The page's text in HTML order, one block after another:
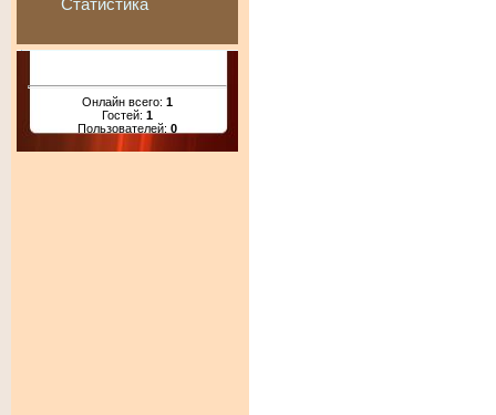
Статистика
Онлайн всего: 1
Гостей: 1
Пользователей: 0